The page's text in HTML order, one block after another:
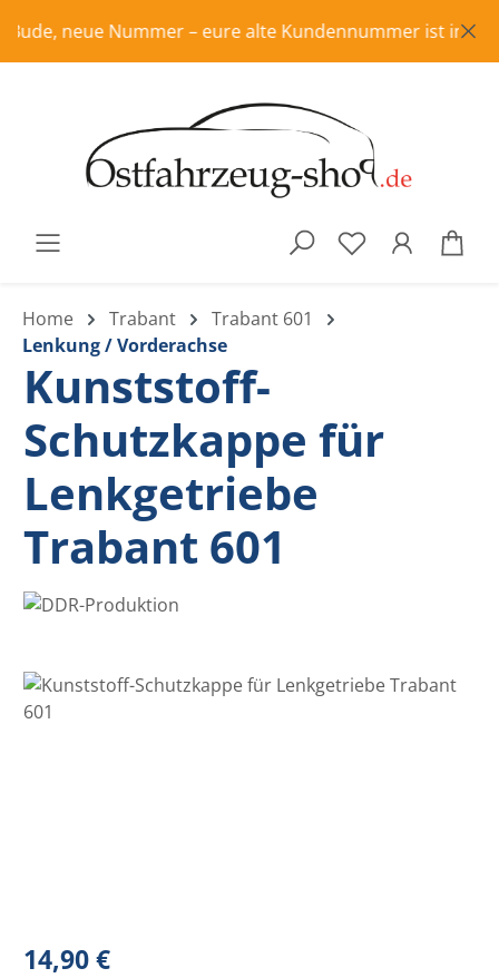
Zum Hauptinhalt springen
neue Nummer – eure alte Kundennummer ist in
Home Trabant
Trabant 601
Lenkung / Vorderachse
Kunststoff-
Schutzkappe für
Lenkgetriebe
Trabant 601
Bildergalerie überspringen
Regulärer Preis:
14,90 €